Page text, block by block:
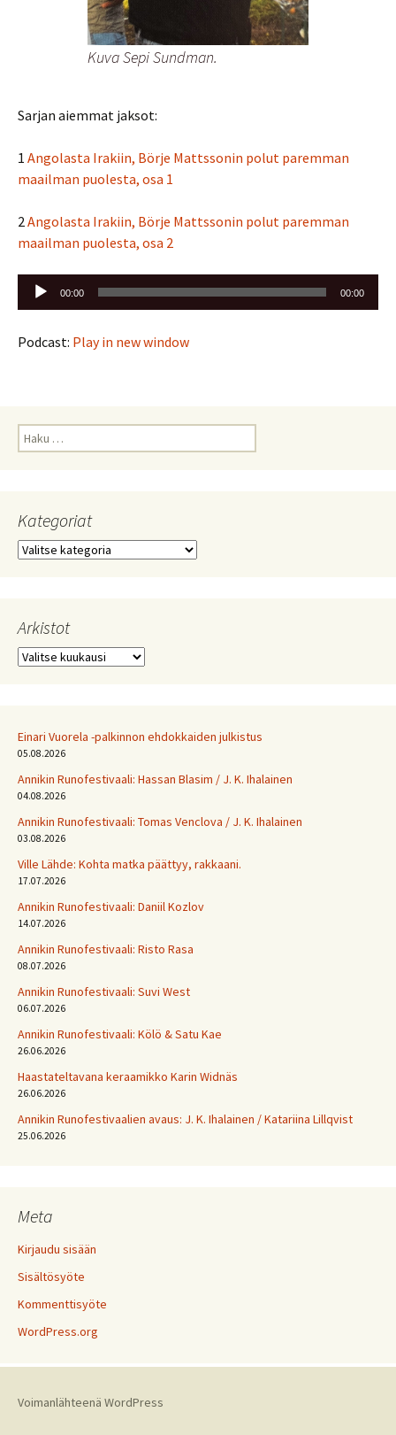
Kuva Sepi Sundman.
Sarjan aiemmat jaksot:
1 Angolasta Irakiin, Börje Mattssonin polut paremman
maailman puolesta, osa 1
2Angolasta Irakiin, Börje Mattssonin polut paremman
maailman puolesta, osa 2
Äänitoistin
00:00 00:00
Podcast: Play in new window
Haku:
Kategoriat
Kategoriat
Arkistot
Arkistot
Einari Vuorela -palkinnon ehdokkaiden julkistus
05.08.2026
Annikin Runofestivaali: Has­san Bla­sim / J. K. Ihalainen
04.08.2026
Annikin Runofestivaali: Tomas Venclova / J. K. Ihalainen
03.08.2026
Ville Lähde: Kohta matka päättyy, rakkaani.
17.07.2026
Annikin Runofestivaali: Daniil Kozlov
14.07.2026
Annikin Runofestivaali: Risto Rasa
08.07.2026
Annikin Runofestivaali: Suvi West
06.07.2026
Annikin Runofestivaali: Kölö & Satu Kae
26.06.2026
Haastateltavana keraamikko Karin Widnäs
26.06.2026
Annikin Runofestivaalien avaus: J. K. Ihalainen / Katariina Lillqvist
25.06.2026
Meta
Kirjaudu sisään
Sisältösyöte
Kommenttisyöte
WordPress.org
Voimanlähteenä WordPress